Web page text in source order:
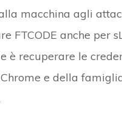
macchina agli
FTCODE anche per
è recuperare le
e della